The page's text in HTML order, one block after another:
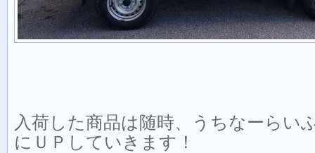
入荷した商品は随時、うちなーらい
にＵＰしていきます！